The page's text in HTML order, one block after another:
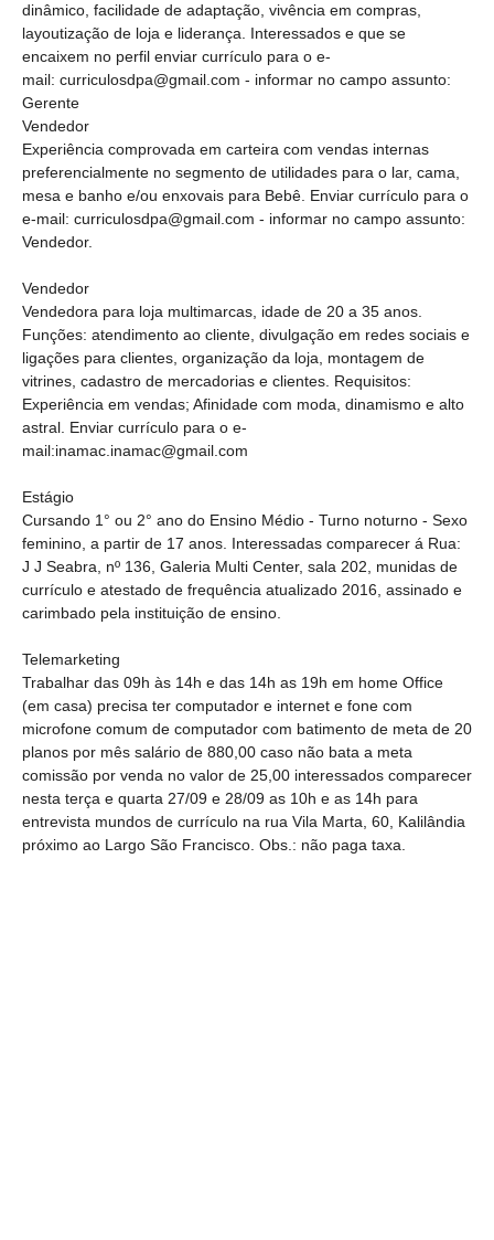
dinâmico, facilidade de adaptação, vivência em compras,
layoutização de loja e liderança. Interessados e que se
encaixem no perfil enviar currículo para o e-
mail: curriculosdpa@gmail.com - informar no campo assunto:
Gerente
Vendedor
Experiência comprovada em carteira com vendas internas
preferencialmente no segmento de utilidades para o lar, cama,
mesa e banho e/ou enxovais para Bebê. Enviar currículo para o
e-mail: curriculosdpa@gmail.com - informar no campo assunto:
Vendedor.
Vendedor
Vendedora para loja multimarcas, idade de 20 a 35 anos.
Funções: atendimento ao cliente, divulgação em redes sociais e
ligações para clientes, organização da loja, montagem de
vitrines, cadastro de mercadorias e clientes. Requisitos:
Experiência em vendas; Afinidade com moda, dinamismo e alto
astral. Enviar currículo para o e-
mail:inamac.inamac@gmail.com
Estágio
Cursando 1° ou 2° ano do Ensino Médio - Turno noturno - Sexo
feminino, a partir de 17 anos. Interessadas comparecer á Rua:
J J Seabra, nº 136, Galeria Multi Center, sala 202, munidas de
currículo e atestado de frequência atualizado 2016, assinado e
carimbado pela instituição de ensino.
Telemarketing
Trabalhar das 09h às 14h e das 14h as 19h em home Office
(em casa) precisa ter computador e internet e fone com
microfone comum de computador com batimento de meta de 20
planos por mês salário de 880,00 caso não bata a meta
comissão por venda no valor de 25,00 interessados comparecer
nesta terça e quarta 27/09 e 28/09 as 10h e as 14h para
entrevista mundos de currículo na rua Vila Marta, 60, Kalilândia
próximo ao Largo São Francisco. Obs.: não paga taxa.